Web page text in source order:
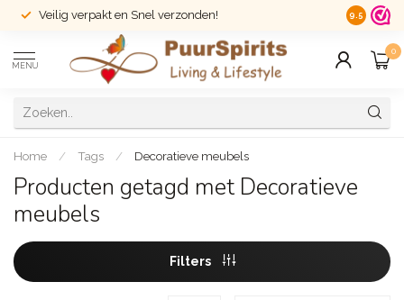
Veilig verpakt en Snel verzonden! 14 dagen
9.5
MENU
0
Home / Tags / Decoratieve meubels
Producten getagd met Decoratieve
meubels
Filters